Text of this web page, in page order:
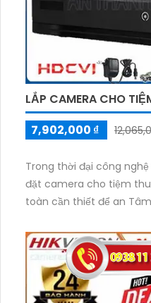
LẮP CAMERA CHO
7,902,000 ₫
Trong thời đại công
đặt camera cho tiệm
toàn cần thiết để an Tâm an ninh và an toàn trong
Trọn bộ lắp camera cho
giải 5.0 MP được xem là
giám sát toàn bộ hoạt
phân giải 5.0 MP, hình